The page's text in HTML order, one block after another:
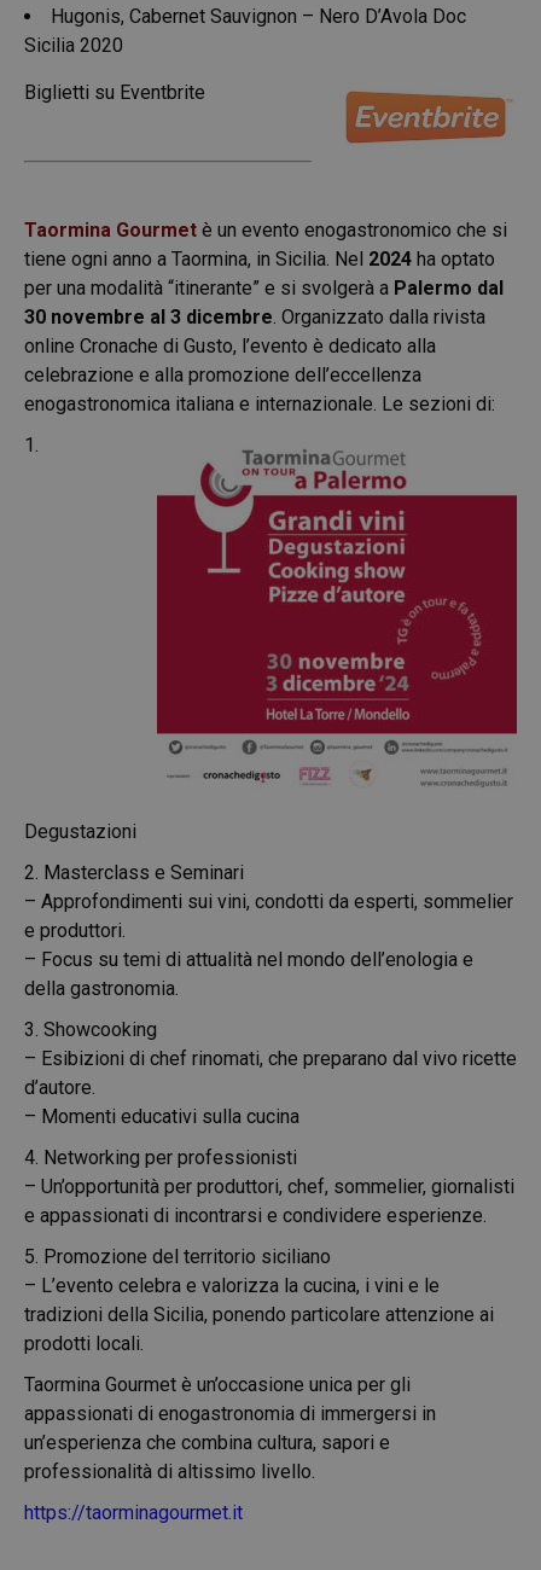
Hugonis, Cabernet Sauvignon – Nero D’Avola Doc
Sicilia 2020
Biglietti su Eventbrite
Taormina Gourmet è un evento enogastronomico che si
tiene ogni anno a Taormina, in Sicilia. Nel 2024 ha optato
per una modalità “itinerante” e si svolgerà a Palermo dal
30 novembre al 3 dicembre. Organizzato dalla rivista
online Cronache di Gusto, l’evento è dedicato alla
celebrazione e alla promozione dell’eccellenza
enogastronomica italiana e internazionale. Le sezioni di:
1.
Degustazioni
2. Masterclass e Seminari
– Approfondimenti sui vini, condotti da esperti, sommelier
e produttori.
– Focus su temi di attualità nel mondo dell’enologia e
della gastronomia.
3. Showcooking
– Esibizioni di chef rinomati, che preparano dal vivo ricette
d’autore.
– Momenti educativi sulla cucina
4. Networking per professionisti
– Un’opportunità per produttori, chef, sommelier, giornalisti
e appassionati di incontrarsi e condividere esperienze.
5. Promozione del territorio siciliano
– L’evento celebra e valorizza la cucina, i vini e le
tradizioni della Sicilia, ponendo particolare attenzione ai
prodotti locali.
Taormina Gourmet è un’occasione unica per gli
appassionati di enogastronomia di immergersi in
un’esperienza che combina cultura, sapori e
professionalità di altissimo livello.
https://taorminagourmet.it